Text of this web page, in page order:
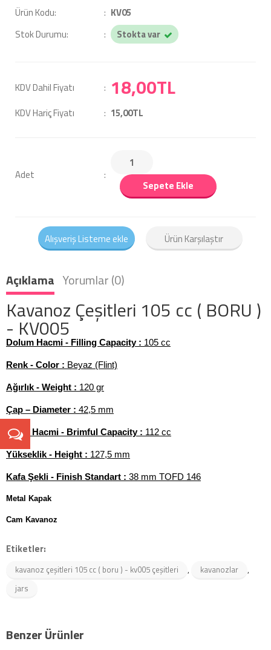
Ürün Kodu:
KV05
Stok Durumu:
Stokta var
KDV Dahil Fiyatı 18,00TL
KDV Hariç Fiyatı 15,00TL
Adet
Sepete Ekle
Alışveriş Listeme ekle Ürün Karşılaştır
Açıklama Yorumlar (0)
Kavanoz Çeşitleri 105 cc ( BORU )
- KV005
Dolum Hacmi - Filling Capacity : 105 cc
Renk - Color : Beyaz (Flint)
Ağırlık - Weight : 120 gr
Çap – Diameter : 42,5 mm
Silme Hacmi - Brimful Capacity : 112 cc
Yükseklik - Height : 127,5 mm
Kafa Şekli - Finish Standart : 38 mm TOFD 146
Metal Kapak
Cam Kavanoz
Etiketler:
kavanoz çeşitleri 105 cc ( boru ) - kv005 çeşitleri , kavanozlar ,
jars
Benzer Ürünler